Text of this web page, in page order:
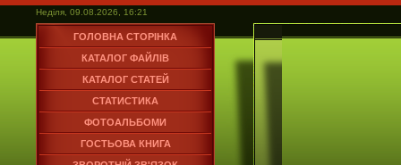
Неділя, 09.08.2026, 16:21
ГОЛОВНА СТОРІНКА
КАТАЛОГ ФАЙЛІВ
КАТАЛОГ СТАТЕЙ
СТАТИСТИКА
ФОТОАЛЬБОМИ
ГОСТЬОВА КНИГА